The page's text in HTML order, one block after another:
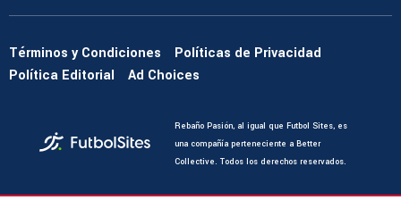
Términos y Condiciones
Políticas de Privacidad
Política Editorial
Ad Choices
Rebaño Pasión, al igual que Futbol Sites, es
una compañía perteneciente a Better
Collective. Todos los derechos reservados.